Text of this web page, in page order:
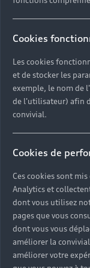
Cookies
Les cookies
et de stocker les
exemple, le nom de
de l'utilisateur) afin
convivial.
Cookies de
Ces cookies sont
Analytics et
dont vous utilisez
pages que vous
dont vous vous
améliorer la
améliorer votre